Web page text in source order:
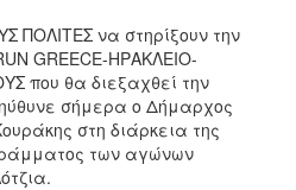
ΠΟΛΙΤΕΣ να στηρίξουν την
GREECE-ΗΡΑΚΛΕΙΟ-
που θα διεξαχθεί την
σήμερα ο Δήμαρχος
στη διάρκεια της
των αγώνων